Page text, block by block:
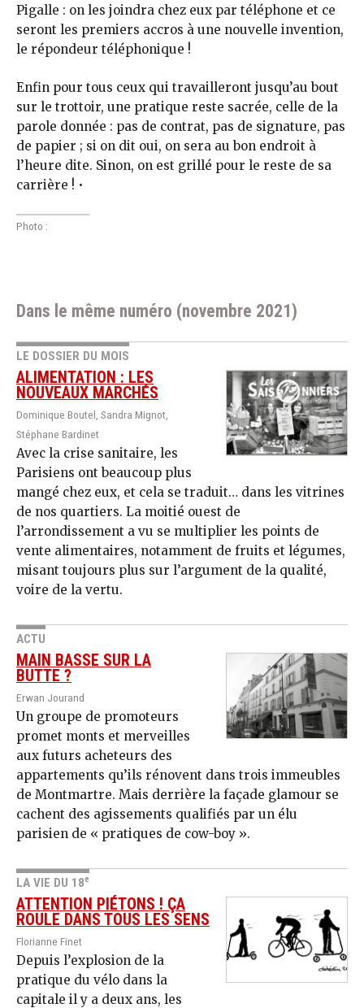
Pigalle : on les joindra chez eux par téléphone et ce
seront les premiers accros à une nouvelle invention,
le répondeur téléphonique !
Enfin pour tous ceux qui travailleront jusqu’au bout
sur le trottoir, une pratique reste sacrée, celle de la
parole donnée : pas de contrat, pas de signature, pas
de papier ; si on dit oui, on sera au bon endroit à
l’heure dite. Sinon, on est grillé pour le reste de sa
carrière ! •
Photo :
Dans le même numéro (novembre 2021)
LE DOSSIER DU MOIS
ALIMENTATION : LES
NOUVEAUX MARCHÉS
Dominique Boutel, Sandra Mignot,
Stéphane Bardinet
Avec la crise sanitaire, les
Parisiens ont beaucoup plus
mangé chez eux, et cela se traduit… dans les vitrines
de nos quartiers. La moitié ouest de
l’arrondissement a vu se multiplier les points de
vente alimentaires, notamment de fruits et légumes,
misant toujours plus sur l’argument de la qualité,
voire de la vertu.
ACTU
MAIN BASSE SUR LA
BUTTE ?
Erwan Jourand
Un groupe de promoteurs
promet monts et merveilles
aux futurs acheteurs des
appartements qu’ils rénovent dans trois immeubles
de Montmartre. Mais derrière la façade glamour se
cachent des agissements qualifiés par un élu
parisien de « pratiques de cow-boy ».
LA VIE DU 18e
ATTENTION PIÉTONS ! ÇA
ROULE DANS TOUS LES SENS
Florianne Finet
Depuis l’explosion de la
pratique du vélo dans la
capitale il y a deux ans, les